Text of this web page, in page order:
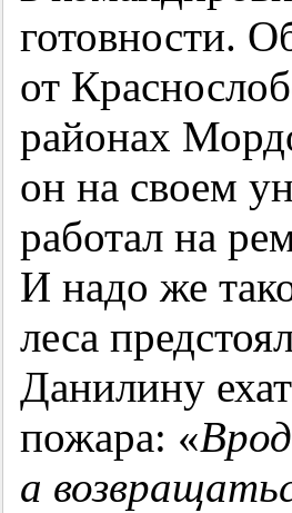
готовности.
от
районах
он на своем
работал на
И надо же
леса
Данилину
пожара: «
а